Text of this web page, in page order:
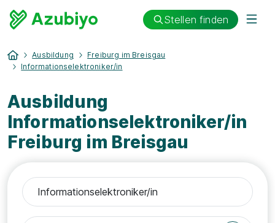
Stellen finden
Ausbildung
Freiburg im Breisgau
Informationselektroniker/in
Ausbildung
Informationselektroniker/in
Freiburg im Breisgau